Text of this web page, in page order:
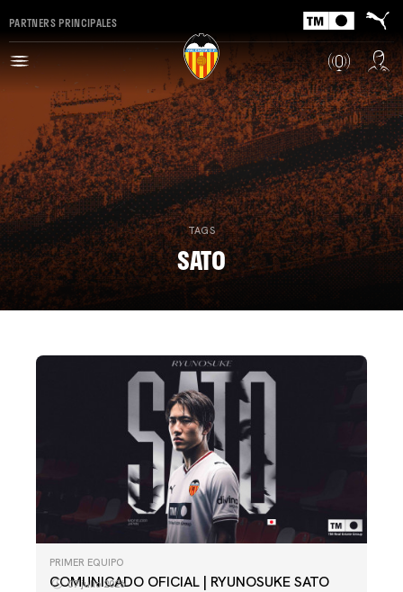
PARTNERS PRINCIPALES
TAGS
SATO
PRIMER EQUIPO
COMUNICADO OFICIAL | RYUNOSUKE SATO
07 julio 2026